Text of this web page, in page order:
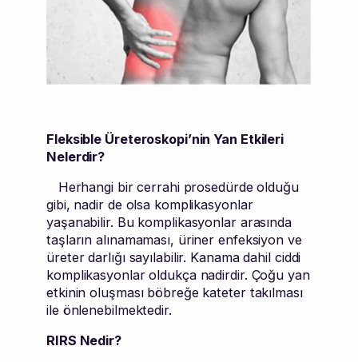
Fleksible Üreteroskopi’nin Yan Etkileri
Nelerdir?
Herhangi bir cerrahi prosedürde olduğu
gibi, nadir de olsa komplikasyonlar
yaşanabilir. Bu komplikasyonlar arasında
taşların alınamaması, üriner enfeksiyon ve
üreter darlığı sayılabilir. Kanama dahil ciddi
komplikasyonlar oldukça nadirdir. Çoğu yan
etkinin oluşması böbreğe kateter takılması
ile önlenebilmektedir.
RIRS Nedir?